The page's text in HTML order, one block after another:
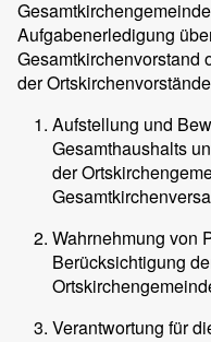
Aufgabenerledigung
Gesamtkirchenvorstand
der
Aufstellung und
Gesamthaushalts
der
Wahrnehmung von
Berücksichtigung
Verantwortung für